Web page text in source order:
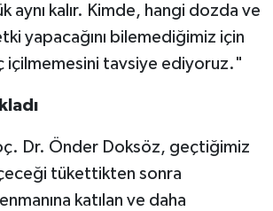
aynı kalır. Kimde, hangi dozda ve
yapacağını bilemediğimiz için
içilmemesini tavsiye ediyoruz."
Dr. Önder Doksöz, geçtiğimiz
tükettikten sonra
katılan ve daha